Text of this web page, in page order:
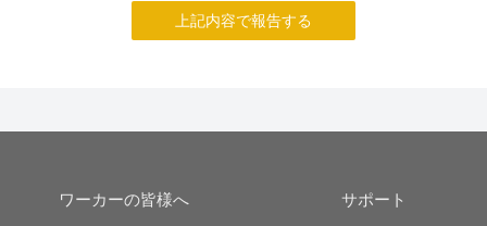
上記内容で報告する
ワーカーの皆様へ サポート